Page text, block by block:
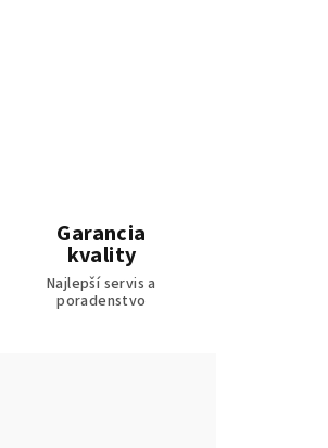
Garancia
kvality
Najlepší servis a
poradenstvo